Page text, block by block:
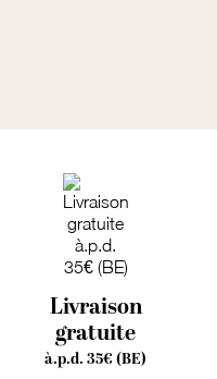
Livraison
gratuite
à.p.d. 35€ (BE)